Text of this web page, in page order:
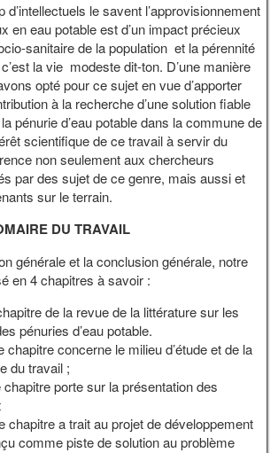
le savent l’approvisionnement
en eau potable est d’un impact précieux
sanitaire de la population et la pérennité
la vie modeste dit-ton. D’une manière
opté pour ce sujet en vue d’apporter
à la recherche d’une solution fiable
pénurie d’eau potable dans la commune de
scientifique de ce travail à servir du
non seulement aux chercheurs
par des sujet de ce genre, mais aussi et
sur le terrain.
DU TRAVAIL
générale et la conclusion générale, notre
en 4 chapitres à savoir :
de la revue de la littérature sur les
pénuries d’eau potable.
chapitre concerne le milieu d’étude et de la
du travail ;
porte sur la présentation des
chapitre a trait au projet de développement
comme piste de solution au problème